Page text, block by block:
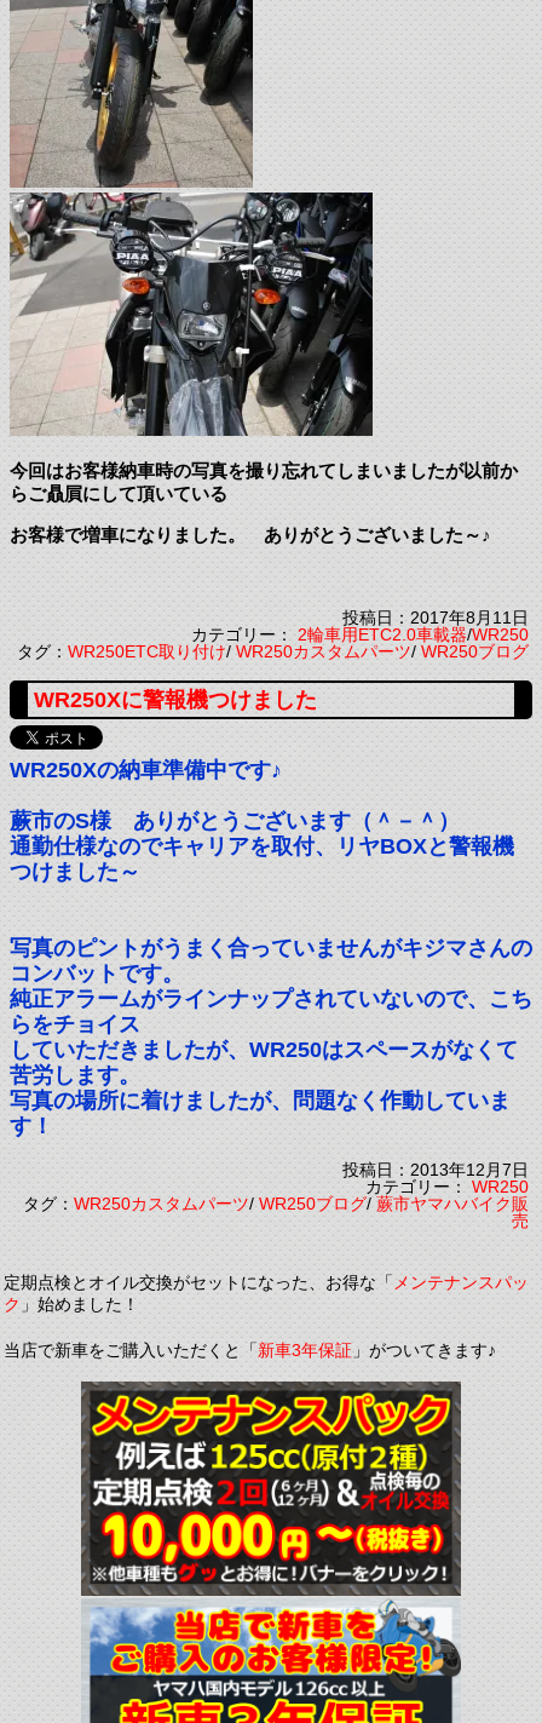
今回はお客様納車時の写真を撮り忘れてしまいましたが以前か
らご贔屓にして頂いている
お客様で増車になりました。 ありがとうございました～♪
投稿日：2017年8月11日
カテゴリー：2輪車用ETC2.0車載器/WR250
タグ：WR250ETC取り付け/WR250カスタムパーツ/WR250ブログ
WR250Xに警報機つけました
WR250Xの納車準備中です♪
蕨市のS様 ありがとうございます（＾－＾）
通勤仕様なのでキャリアを取付、リヤBOXと警報機
つけました～
写真のピントがうまく合っていませんがキジマさんの
コンバットです。
純正アラームがラインナップされていないので、こち
らをチョイス
していただきましたが、WR250はスペースがなくて
苦労します。
写真の場所に着けましたが、問題なく作動していま
す！
投稿日：2013年12月7日
カテゴリー：WR250
タグ：WR250カスタムパーツ/WR250ブログ/蕨市ヤマハバイク販
売
定期点検とオイル交換がセットになった、お得な「メンテナンスパッ
ク」始めました！
当店で新車をご購入いただくと「新車3年保証」がついてきます♪